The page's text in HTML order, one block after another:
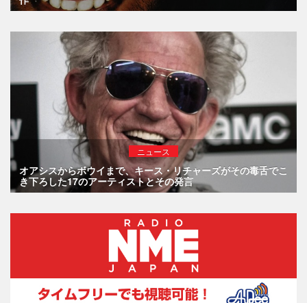
ニュース
オアシスからボウイまで、キース・リチャーズがその毒舌でこ
き下ろした17のアーティストとその発言